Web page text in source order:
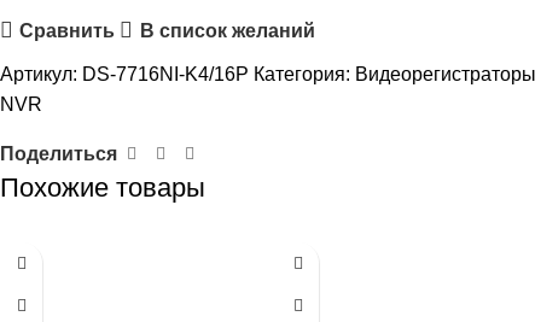
Сравнить В список желаний
Артикул: DS-7716NI-K4/16P Категория: Видеорегистраторы
NVR
Поделиться
Похожие товары